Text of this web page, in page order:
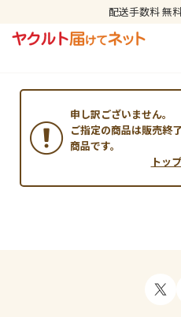
配送手数料 無
申し訳ございません。
ご指定の商品は販売終
商品です。
トッ